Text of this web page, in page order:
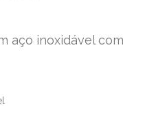
aço inoxidável com